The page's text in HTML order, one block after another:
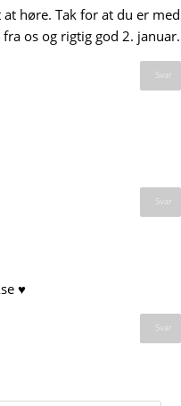
høre. Tak for at du er med
os og rigtig god 2. januar.
Svar
Svar
♥️
Svar